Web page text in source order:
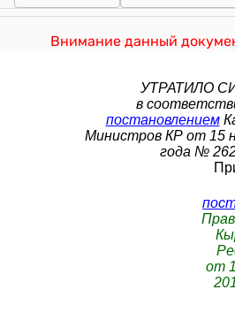
Внимание данный